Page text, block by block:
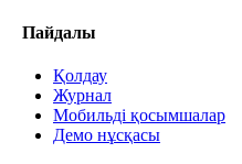
Пайдалы
Қолдау
Журнал
Мобильді қосымшалар
Демо нұсқасы